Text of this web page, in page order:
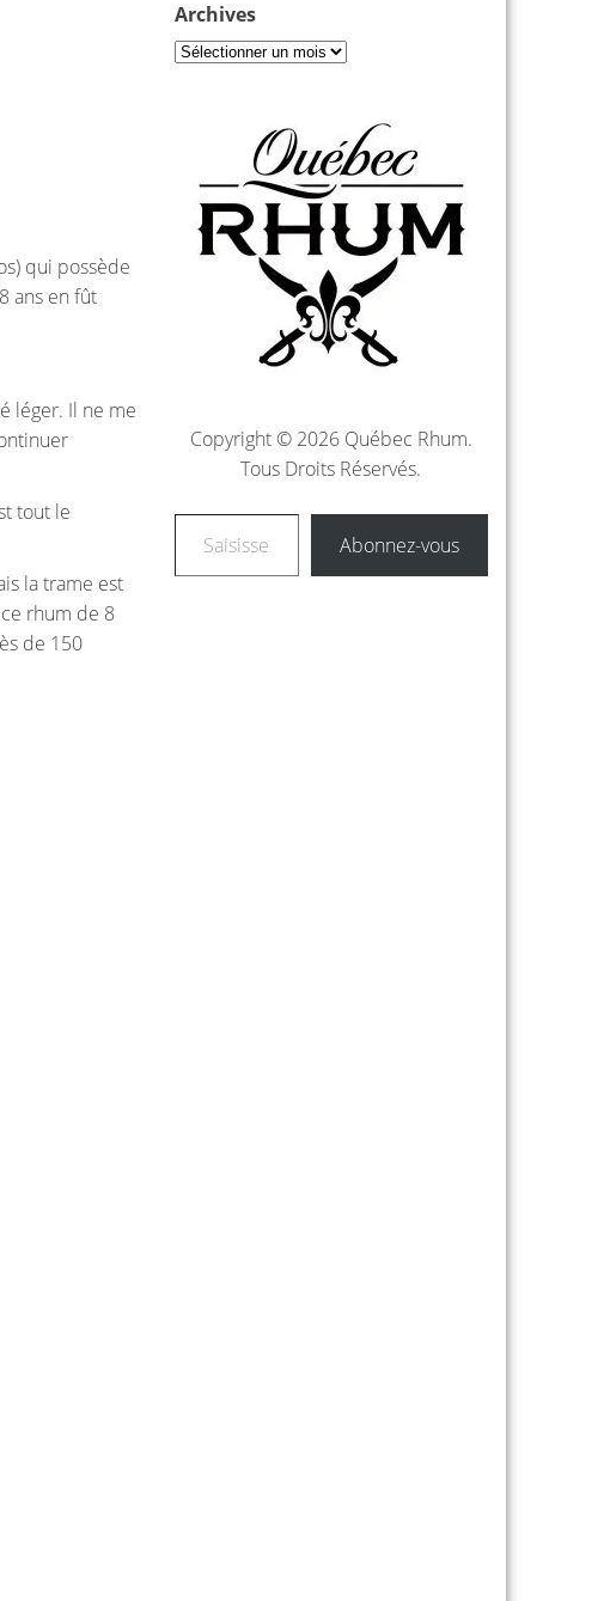
qui possède
ans en fût
léger. Il ne me
tout le
la trame est
rhum de 8
de 150
Archives
Copyright © 2026 Québec Rhum.
Tous Droits Réservés.
Saisissez votre adresse e-mail…
Abonnez-vous